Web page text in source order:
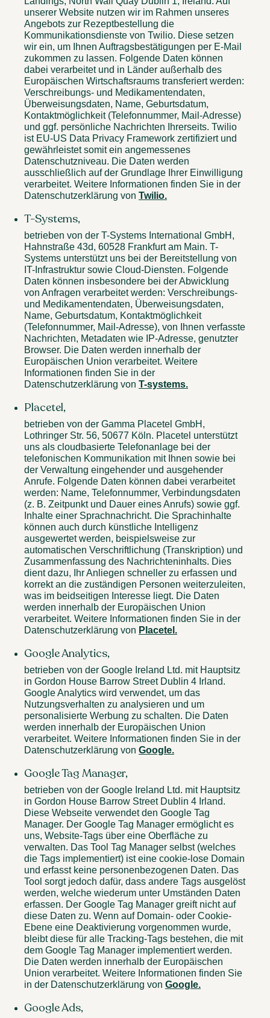
unserer Website nutzen wir im Rahmen unseres
Angebots zur Rezeptbestellung die
Kommunikationsdienste von Twilio. Diese setzen
wir ein, um Ihnen Auftragsbestätigungen per E-Mail
zukommen zu lassen. Folgende Daten können
dabei verarbeitet und in Länder außerhalb des
Europäischen Wirtschaftsraums transferiert werden:
Verschreibungs- und Medikamentendaten,
Überweisungsdaten, Name, Geburtsdatum,
Kontaktmöglichkeit (Telefonnummer, Mail-Adresse)
und ggf. persönliche Nachrichten Ihrerseits. Twilio
ist EU-US Data Privacy Framework zertifiziert und
gewährleistet somit ein angemessenes
Datenschutzniveau. Die Daten werden
ausschließlich auf der Grundlage Ihrer Einwilligung
verarbeitet. Weitere Informationen finden Sie in der
Datenschutzerklärung von Twilio.
T-Systems,
betrieben von der T-Systems International GmbH,
Hahnstraße 43d, 60528 Frankfurt am Main. T-
Systems unterstützt uns bei der Bereitstellung von
IT-Infrastruktur sowie Cloud-Diensten. Folgende
Daten können insbesondere bei der Abwicklung
von Anfragen verarbeitet werden: Verschreibungs-
und Medikamentendaten, Überweisungsdaten,
Name, Geburtsdatum, Kontaktmöglichkeit
(Telefonnummer, Mail-Adresse), von Ihnen verfasste
Nachrichten, Metadaten wie IP-Adresse, genutzter
Browser. Die Daten werden innerhalb der
Europäischen Union verarbeitet. Weitere
Informationen finden Sie in der
Datenschutzerklärung von T-systems.
Placetel,
betrieben von der Gamma Placetel GmbH,
Lothringer Str. 56, 50677 Köln. Placetel unterstützt
uns als cloudbasierte Telefonanlage bei der
telefonischen Kommunikation mit Ihnen sowie bei
der Verwaltung eingehender und ausgehender
Anrufe. Folgende Daten können dabei verarbeitet
werden: Name, Telefonnummer, Verbindungsdaten
(z. B. Zeitpunkt und Dauer eines Anrufs) sowie ggf.
Inhalte einer Sprachnachricht. Die Sprachinhalte
können auch durch künstliche Intelligenz
ausgewertet werden, beispielsweise zur
automatischen Verschriftlichung (Transkription) und
Zusammenfassung des Nachrichteninhalts. Dies
dient dazu, Ihr Anliegen schneller zu erfassen und
korrekt an die zuständigen Personen weiterzuleiten,
was im beidseitigen Interesse liegt. Die Daten
werden innerhalb der Europäischen Union
verarbeitet. Weitere Informationen finden Sie in der
Datenschutzerklärung von Placetel.
Google Analytics,
betrieben von der Google Ireland Ltd. mit Hauptsitz
in Gordon House Barrow Street Dublin 4 Irland.
Google Analytics wird verwendet, um das
Nutzungsverhalten zu analysieren und um
personalisierte Werbung zu schalten. Die Daten
werden innerhalb der Europäischen Union
verarbeitet. Weitere Informationen finden Sie in der
Datenschutzerklärung von Google.
Google Tag Manager,
betrieben von der Google Ireland Ltd. mit Hauptsitz
in Gordon House Barrow Street Dublin 4 Irland.
Diese Webseite verwendet den Google Tag
Manager. Der Google Tag Manager ermöglicht es
uns, Website-Tags über eine Oberfläche zu
verwalten. Das Tool Tag Manager selbst (welches
die Tags implementiert) ist eine cookie-lose Domain
und erfasst keine personenbezogenen Daten. Das
Tool sorgt jedoch dafür, dass andere Tags ausgelöst
werden, welche wiederum unter Umständen Daten
erfassen. Der Google Tag Manager greift nicht auf
diese Daten zu. Wenn auf Domain- oder Cookie-
Ebene eine Deaktivierung vorgenommen wurde,
bleibt diese für alle Tracking-Tags bestehen, die mit
dem Google Tag Manager implementiert werden.
Die Daten werden innerhalb der Europäischen
Union verarbeitet. Weitere Informationen finden Sie
in der Datenschutzerklärung von Google.
Google Ads,